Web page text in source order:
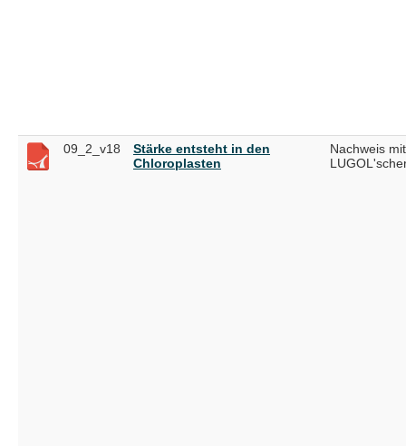
09_2_v18
Stärke entsteht in den
Chloroplasten
Nachweis mit